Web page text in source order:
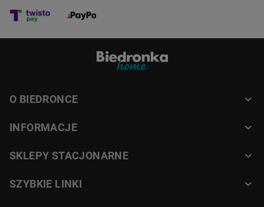
O BIEDRONCE
INFORMACJE
SKLEPY STACJONARNE
SZYBKIE LINKI